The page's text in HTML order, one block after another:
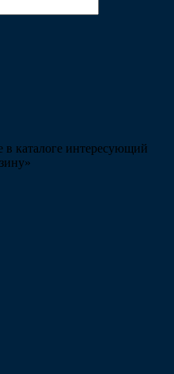
в каталоге интересующий